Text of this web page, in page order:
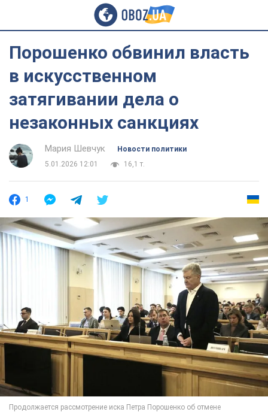
Порошенко обвинил власть
в искусственном
затягивании дела о
незаконных санкциях
Мария Шевчук
Новости политики
5.01.2026 12:01
16,1 т.
1